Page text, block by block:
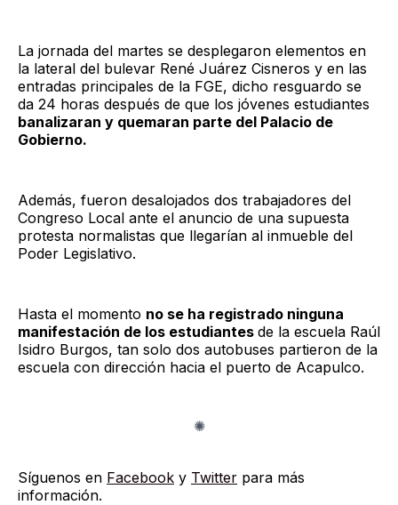
La jornada del martes se desplegaron elementos en
la lateral del bulevar René Juárez Cisneros y en las
entradas principales de la FGE, dicho resguardo se
da 24 horas después de que los jóvenes estudiantes
banalizaran y quemaran parte del Palacio de
Gobierno.
Además, fueron desalojados dos trabajadores del
Congreso Local ante el anuncio de una supuesta
protesta normalistas que llegarían al inmueble del
Poder Legislativo.
Hasta el momento no se ha registrado ninguna
manifestación de los estudiantes de la escuela Raúl
Isidro Burgos, tan solo dos autobuses partieron de la
escuela con dirección hacia el puerto de Acapulco.
Síguenos en Facebook y Twitter para más
información.